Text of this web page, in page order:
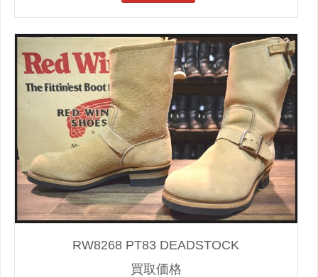
RW8268 PT83 DEADSTOCK
買取価格